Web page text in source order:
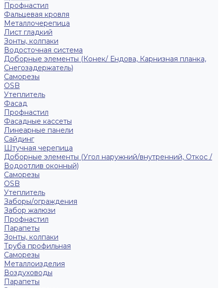
Профнастил
Фальцевая кровля
Металлочерепица
Лист гладкий
Зонты, колпаки
Водосточная система
Доборные элементы (Конек/ Ендова, Карнизная планка,
Снегозадержатель)
Саморезы
ОSB
Утеплитель
Фасад
Профнастил
Фасадные кассеты
Линеарные панели
Сайдинг
Штучная черепица
Доборные элементы (Угол наружний/внутренний, Откос /
Водоотлив оконный)
Саморезы
OSB
Утеплитель
Заборы/ограждения
Забор жалюзи
Профнастил
Парапеты
Зонты, колпаки
Труба профильная
Саморезы
Металлоизделия
Воздуховоды
Парапеты